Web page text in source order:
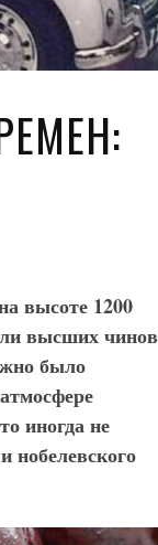
высоте 1200
высших чинов
было
иногда не
нобелевского